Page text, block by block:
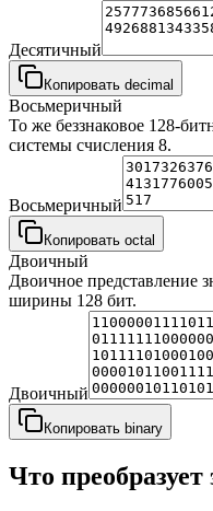
Десятичный
Копировать decimal
Восьмеричный
То же беззнаковое 128-
системы счисления 8.
Восьмеричный
Копировать octal
Двоичный
Двоичное представление
ширины 128 бит.
Двоичный
Копировать binary
Что